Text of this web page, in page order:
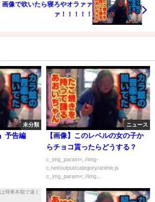
画像で吹いたら寝ろやオラァァ
ァ！！！！！
未分類
予告編
ニュース
【画像】このレベルの女の子か
らチョコ貰ったらどうする？
c_img_param=; //img-
c.net/output/category/anime.js
c_img_param=; //img...